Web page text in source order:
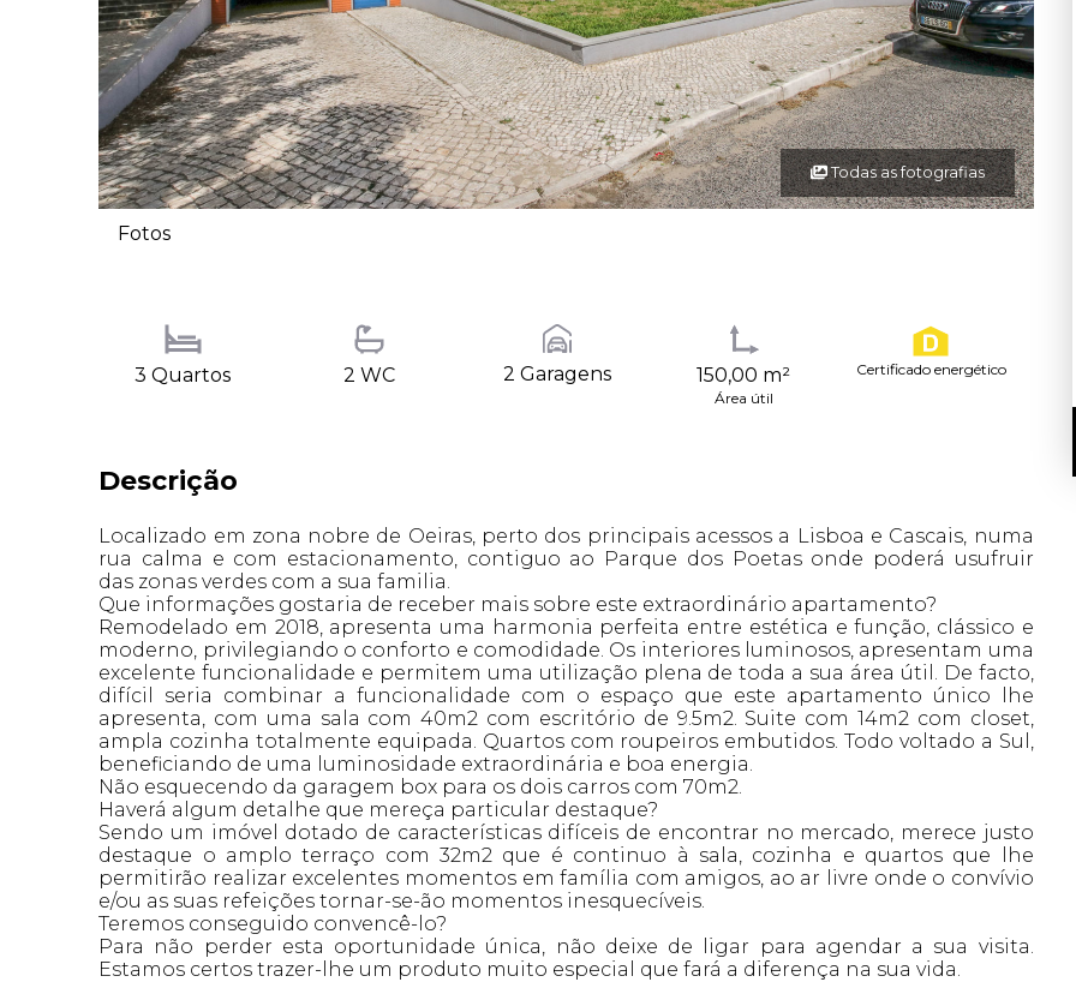
Todas as fotografias
Fotos
3 Quartos 2 WC 2 Garagens 150,00 m²
Área útil
Certificado energético
Descrição
Localizado em zona nobre de Oeiras, perto dos principais acessos a Lisboa e Cascais, numa
rua calma e com estacionamento, contiguo ao Parque dos Poetas onde poderá usufruir
das zonas verdes com a sua familia.
Que informações gostaria de receber mais sobre este extraordinário apartamento?
Remodelado em 2018, apresenta uma harmonia perfeita entre estética e função, clássico e
moderno, privilegiando o conforto e comodidade. Os interiores luminosos, apresentam uma
excelente funcionalidade e permitem uma utilização plena de toda a sua área útil. De facto,
difícil seria combinar a funcionalidade com o espaço que este apartamento único lhe
apresenta, com uma sala com 40m2 com escritório de 9.5m2. Suite com 14m2 com closet,
ampla cozinha totalmente equipada. Quartos com roupeiros embutidos. Todo voltado a Sul,
beneficiando de uma luminosidade extraordinária e boa energia.
Não esquecendo da garagem box para os dois carros com 70m2.
Haverá algum detalhe que mereça particular destaque?
Sendo um imóvel dotado de características difíceis de encontrar no mercado, merece justo
destaque o amplo terraço com 32m2 que é continuo à sala, cozinha e quartos que lhe
permitirão realizar excelentes momentos em família com amigos, ao ar livre onde o convívio
e/ou as suas refeições tornar-se-ão momentos inesquecíveis.
Teremos conseguido convencê-lo?
Para não perder esta oportunidade única, não deixe de ligar para agendar a sua visita.
Estamos certos trazer-lhe um produto muito especial que fará a diferença na sua vida.